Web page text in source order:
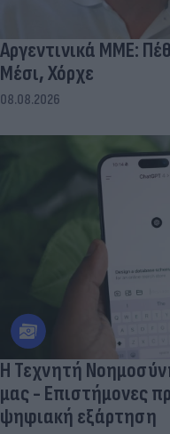
Αργεντινικά ΜΜΕ:
Μέσι, Χόρχε
08.08.2026
Η Τεχνητή
μας - Eπιστήμονες
ψηφιακή εξάρτηση